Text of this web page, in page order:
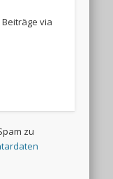
via
zu